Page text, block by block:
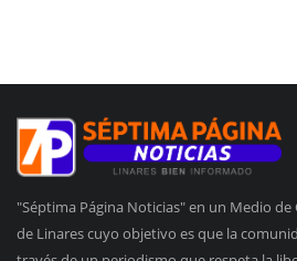
"Séptima Página Noticias" en un Medio
de Linares cuyo objetivo es que la